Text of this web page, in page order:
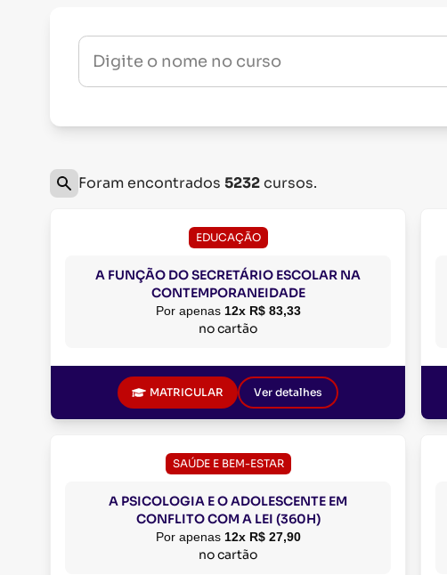
Digite o nome no curso
Foram encontrados 5232cursos.
EDUCAÇÃO
A FUNÇÃO DO SECRETÁRIO ESCOLAR NA
CONTEMPORANEIDADE
Por apenas 12x R$ 83,33
no cartão
MATRICULAR Ver detalhes
SAÚDE E BEM-ESTAR
A PSICOLOGIA E O ADOLESCENTE EM
CONFLITO COM A LEI (360H)
Por apenas 12x R$ 27,90
no cartão